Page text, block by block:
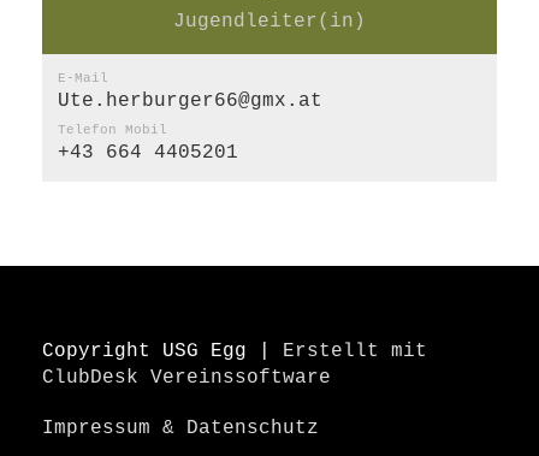
Jugendleiter(in)
E-Mail
Ute.herburger66@gmx.at
Telefon Mobil
+43 664 4405201
Copyright USG Egg | Erstellt mit
ClubDesk Vereinssoftware
Impressum & Datenschutz